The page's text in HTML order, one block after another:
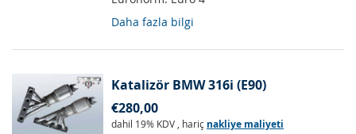
Daha fazla bilgi
Katalizör BMW 316i (E90)
€280,00
dahil 19% KDV , hariç nakliye maliyeti